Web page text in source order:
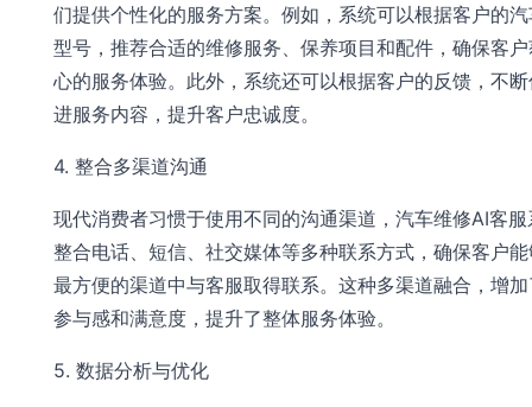
们提供个性化的服务方案。例如，系统可以根据客户的
型号，推荐合适的维修服务、保养项目和配件，确保客
心的服务体验。此外，系统还可以根据客户的反馈，不
进服务内容，提升客户忠诚度。
4. 整合多渠道沟通
现代消费者习惯于使用不同的沟通渠道，汽车维修AI客
整合电话、短信、社交媒体等多种联系方式，确保客户
最方便的渠道中与客服取得联系。这种多渠道融合，增
参与感和满意度，提升了整体服务体验。
5. 数据分析与优化